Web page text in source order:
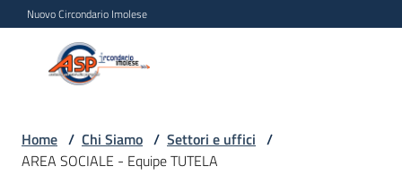
Vai al contenuto
Vai alla navigazione
Vai al footer
Nuovo Circondario Imolese
Persona
Circondario
Home / Chi Siamo / Settori e uffici /
AREA SOCIALE - Equipe TUTELA